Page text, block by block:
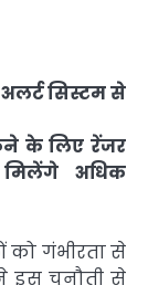
सिस्टम से
के लिए रेंजर
मिलेंगे अधिक
को गंभीरता से
इस चुनौती से